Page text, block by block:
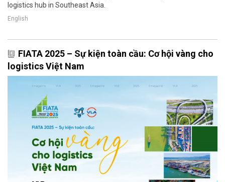
logistics hub in Southeast Asia.
English
FIATA 2025 – Sự kiện toàn cầu: Cơ hội vàng cho
logistics Việt Nam